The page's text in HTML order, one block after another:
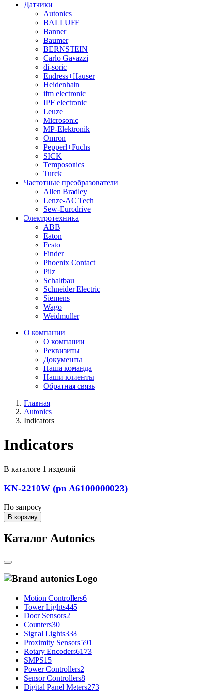
Датчики
Autonics
BALLUFF
Banner
Baumer
BERNSTEIN
Carlo Gavazzi
di-soric
Endress+Hauser
Heidenhain
ifm electronic
IPF electronic
Leuze
Microsonic
MP-Elektronik
Omron
Pepperl+Fuchs
SICK
Temposonics
Turck
Частотные преобразователи
Allen Bradley
Lenze-AC Tech
Sew-Eurodrive
Электротехника
ABB
Eaton
Festo
Finder
Phoenix Contact
Pilz
Schaltbau
Schneider Electric
Siemens
Wago
Weidmuller
О компании
О компании
Реквизиты
Документы
Наша команда
Наши клиенты
Обратная связь
Главная
Autonics
Indicators
Indicators
В каталоге 1 изделий
KN-2210W (pn A6100000023)
По запросу
В корзину
Каталог Autonics
Motion Controllers6
Tower Lights445
Door Sensors2
Counters30
Signal Lights338
Proximity Sensors591
Rotary Encoders6173
SMPS15
Power Controllers2
Sensor Controllers8
Digital Panel Meters273